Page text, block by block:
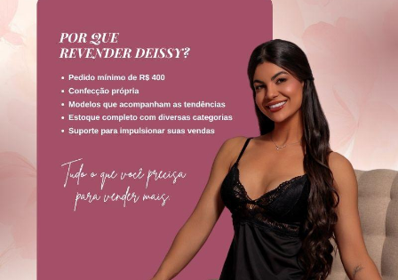
TODOS DE PROMOÇÕES